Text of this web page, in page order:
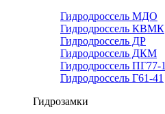
Гидродроссель МДО
Гидродроссель КВМК
Гидродроссель ДР
Гидродроссель ДКМ
Гидродроссель ПГ77-1
Гидродроссель Г61-41
Гидрозамки